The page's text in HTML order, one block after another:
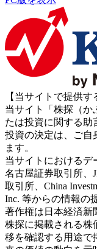
【当サイトで提供す
当サイト「株探（か
たは投資に関する助
投資の決定は、ご自
ます。
当サイトにおけるデ
名古屋証券取引所、
取引所、China
Inc. 等からの情報の
著作権は日本経済新
株探に掲載される株
移を確認する用途で